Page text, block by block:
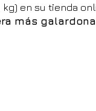
en su tienda
más